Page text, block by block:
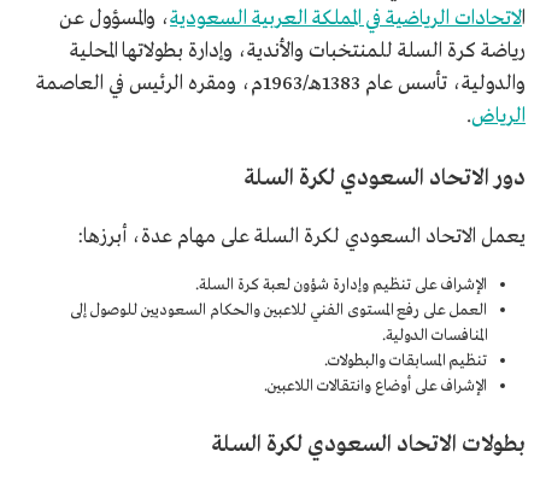
الاتحادات الرياضية في المملكة العربية السعودية، والمسؤول عن
رياضة كرة السلة للمنتخبات والأندية، وإدارة بطولاتها المحلية
والدولية، تأسس عام 1383هـ/1963م، ومقره الرئيس في العاصمة
الرياض.
دور الاتحاد السعودي لكرة السلة
يعمل الاتحاد السعودي لكرة السلة على مهام عدة، أبرزها:
الإشراف على تنظيم وإدارة شؤون لعبة كرة السلة.
العمل على رفع المستوى الفني للاعبين والحكام السعوديين للوصول إلى
المنافسات الدولية.
تنظيم المسابقات والبطولات.
الإشراف على أوضاع وانتقالات اللاعبين.
بطولات الاتحاد السعودي لكرة السلة